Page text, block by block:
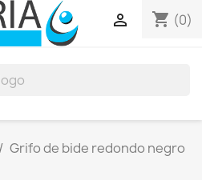
shopping_cart (0)

Grifo de bide redondo negro